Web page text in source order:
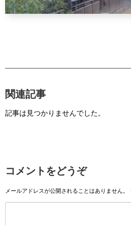
関連記事
記事は見つかりませんでした。
コメントをどうぞ
メールアドレスが公開されることはありません。